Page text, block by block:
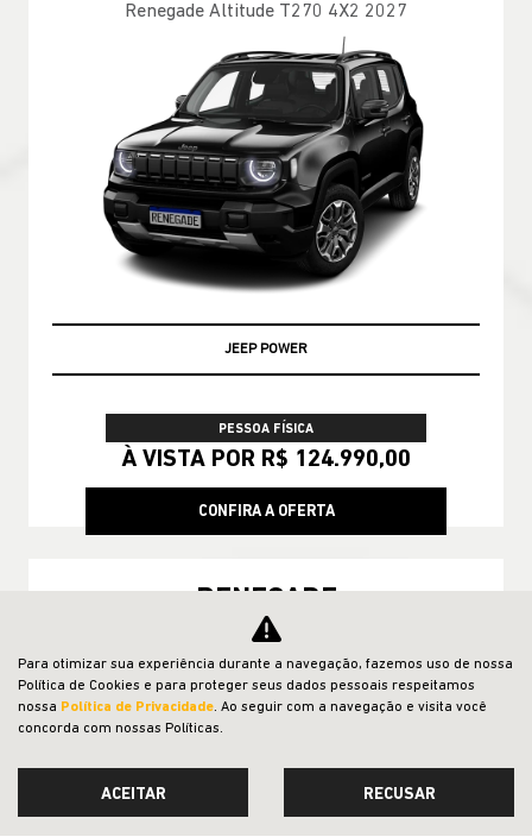
Renegade Altitude T270 4X2 2027
JEEP POWER
PESSOA FÍSICA
À VISTA POR R$ 124.990,00
CONFIRA A OFERTA
RENEGADE
Renegade Longitude T270 4X2 2027
Para otimizar sua experiência durante a navegação, fazemos uso de nossa
Política de Cookies e para proteger seus dados pessoais respeitamos
nossa Política de Privacidade. Ao seguir com a navegação e visita você
concorda com nossas Políticas.
ACEITAR RECUSAR